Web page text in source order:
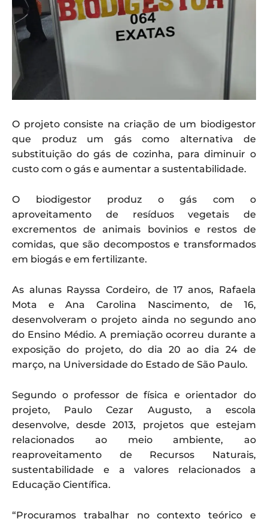
O projeto consiste na criação de um biodigestor
que produz um gás como alternativa de
substituição do gás de cozinha, para diminuir o
custo com o gás e aumentar a sustentabilidade.
O biodigestor produz o gás com o
aproveitamento de resíduos vegetais de
excrementos de animais bovinios e restos de
comidas, que são decompostos e transformados
em biogás e em fertilizante.
As alunas Rayssa Cordeiro, de 17 anos, Rafaela
Mota e Ana Carolina Nascimento, de 16,
desenvolveram o projeto ainda no segundo ano
do Ensino Médio. A premiação ocorreu durante a
exposição do projeto, do dia 20 ao dia 24 de
março, na Universidade do Estado de São Paulo.
Segundo o professor de física e orientador do
projeto, Paulo Cezar Augusto, a escola
desenvolve, desde 2013, projetos que estejam
relacionados ao meio ambiente, ao
reaproveitamento de Recursos Naturais,
sustentabilidade e a valores relacionados a
Educação Científica.
“Procuramos trabalhar no contexto teórico e